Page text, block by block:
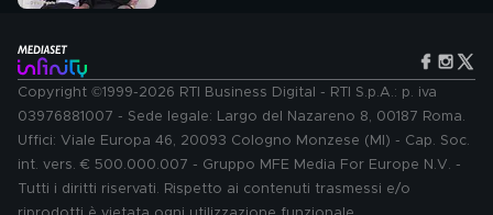
Copyright ©1999-2026 RTI Business Digital - RTI S.p.A.: p. iva
03976881007 - Sede legale: Largo del Nazareno 8, 00187 Roma.
Uffici: Viale Europa 46, 20093 Cologno Monzese (MI) - Cap. Soc.
int. vers. € 500.000.007 - Gruppo MFE Media For Europe N.V. -
Tutti i diritti riservati. Rispetto ai contenuti trasmessi e/o